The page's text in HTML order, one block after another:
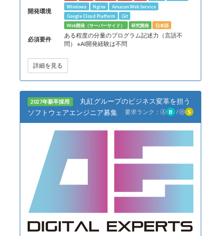
開発環境
Windows
Nginx
Amazon Web Service
Google Cloud Platform
Git
Web開発（サーバーサイド）
研究開発 日本語
必須要件
ある程度の分量のプログラム記述力（言語不
問） ※AI開発経験は不問
詳細を見る
2027年新卒採用
丸紅グループのビジネス変革を担う
ソフトウェアエンジニア募集
要求ランク： Ⓐ B /Ⓗ S